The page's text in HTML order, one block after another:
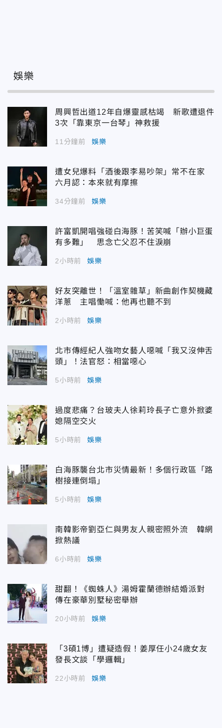
娛樂
周興哲出道12年自爆靈感枯竭 新歌遭退件
3次「靠東京一台琴」神救援
11分鐘前 娛樂
遭女兒爆料「酒後跟李易吵架」常不在家
六月認：本來就有摩擦
34分鐘前 娛樂
許富凱開唱強碰白海豚！苦笑喊「辦小巨蛋
有多難」 思念亡父忍不住淚崩
2小時前 娛樂
好友突離世！「溫室雜草」新曲創作契機藏
洋蔥 主唱慟喊：他再也聽不到
2小時前 娛樂
北市傳經紀人強吻女藝人噁喊「我又沒伸舌
頭」！法官怒：相當噁心
5小時前 娛樂
過度悲痛？台玻夫人徐莉玲長子亡意外掀婆
媳隔空交火
5小時前 娛樂
白海豚襲台北市災情最新！多個行政區「路
樹接連倒塌」
5小時前 娛樂
南韓影帝劉亞仁與男友人親密照外流 韓網
掀熱議
6小時前 娛樂
甜翻！《蜘蛛人》湯姆霍蘭德辦結婚派對
傳在豪華別墅秘密舉辦
20小時前 娛樂
「3碩1博」遭疑造假！姜厚任小24歲女友
發長文談「學邏輯」
22小時前 娛樂